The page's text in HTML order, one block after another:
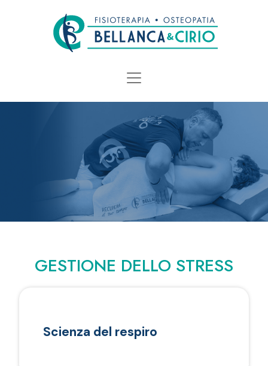
GESTIONE DELLO STRESS
Scienza del respiro